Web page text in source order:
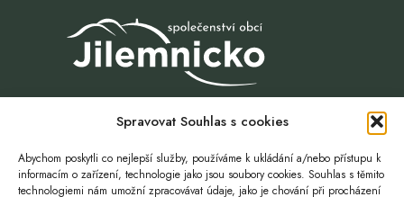
Spravovat Souhlas s cookies
Abychom poskytli co nejlepší služby, používáme k ukládání a/nebo přístupu k
informacím o zařízení, technologie jako jsou soubory cookies. Souhlas s těmito
technologiemi nám umožní zpracovávat údaje, jako je chování při procházení